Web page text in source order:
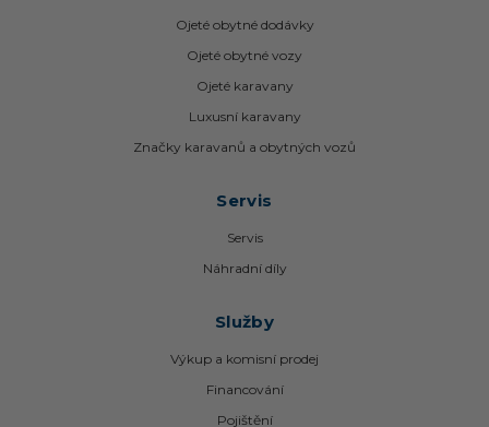
Ojeté obytné dodávky
Ojeté obytné vozy
Ojeté karavany
Luxusní karavany
Značky karavanů a obytných vozů
Servis
Servis
Náhradní díly
Služby
Výkup a komisní prodej
Financování
Pojištění